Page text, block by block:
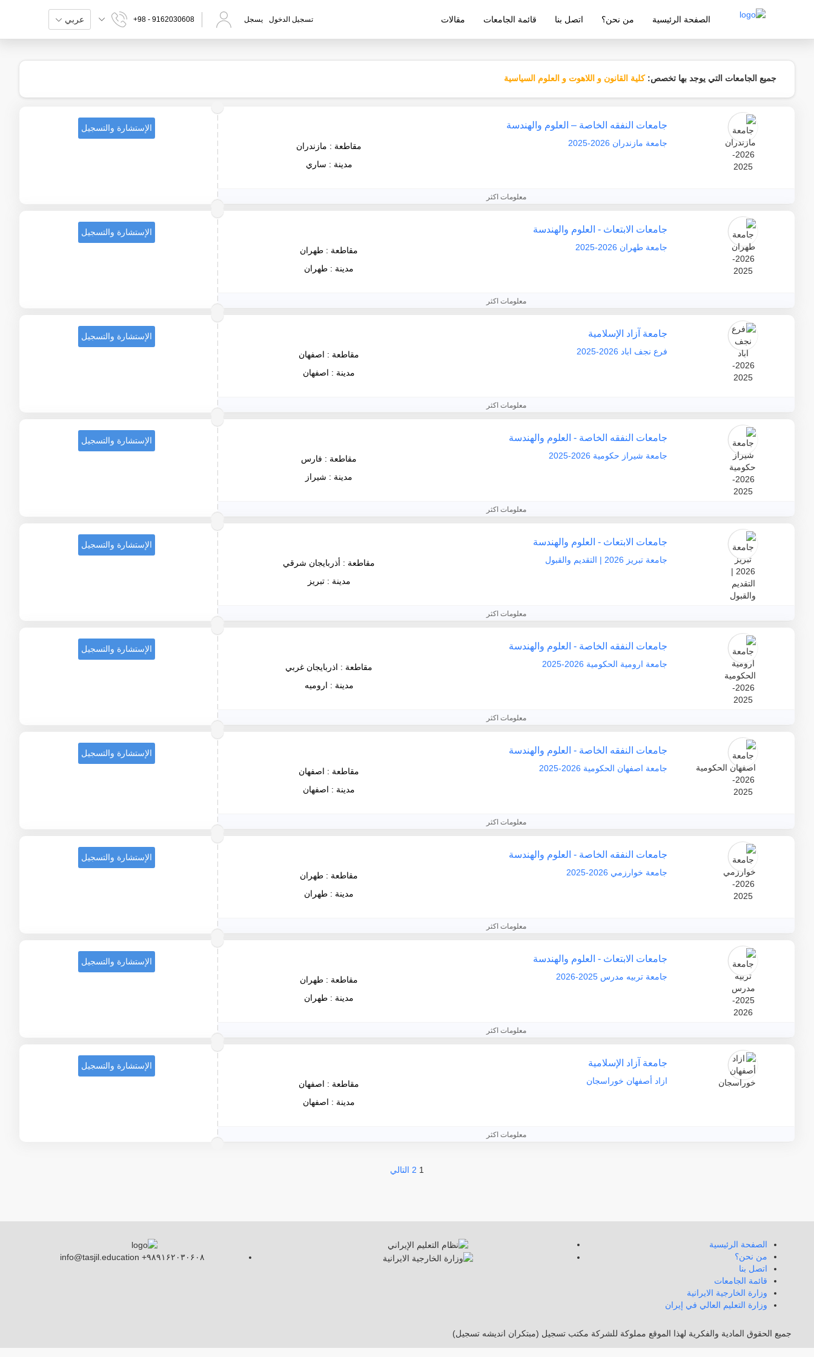
شركة معتمدة من قبل وزارة التربية والتعليم الإيرانية
الصفحة الرئيسية من نحن؟ اتصل بنا قائمة الجامعات مقالات تسجيل الدخول يسجل +98 - 9162030608 عربي
جميع الجامعات التي يوجد بها تخصص:كلية القانون و اللاهوت و العلوم السياسية
جامعات النفقه الخاصة – العلوم والهندسة
جامعة مازندران 2026-2025
مقاطعة : مازندران
مدينة : ساري
معلومات اكثر
الإستشارة والتسجيل
جامعات الابتعاث - العلوم والهندسة
جامعة طهران 2026-2025
مقاطعة : طهران
مدينة : طهران
معلومات اكثر
الإستشارة والتسجيل
جامعة آزاد الإسلامية
فرع نجف اباد 2026-2025
مقاطعة : اصفهان
مدينة : اصفهان
معلومات اكثر
الإستشارة والتسجيل
جامعات النفقه الخاصة - العلوم والهندسة
جامعة شيراز حكومية 2026-2025
مقاطعة : فارس
مدينة : شيراز
معلومات اكثر
الإستشارة والتسجيل
جامعات الابتعاث - العلوم والهندسة
جامعة تبريز 2026 | التقديم والقبول
مقاطعة : أذربايجان شرقي
مدينة : تبريز
معلومات اكثر
الإستشارة والتسجيل
جامعات النفقه الخاصة - العلوم والهندسة
جامعة ارومية الحكومية 2026-2025
مقاطعة : اذربايجان غربي
مدينة : اروميه
معلومات اكثر
الإستشارة والتسجيل
جامعات النفقه الخاصة - العلوم والهندسة
جامعة اصفهان الحكومية 2026-2025
مقاطعة : اصفهان
مدينة : اصفهان
معلومات اكثر
الإستشارة والتسجيل
جامعات النفقه الخاصة - العلوم والهندسة
جامعة خوارزمي 2026-2025
مقاطعة : طهران
مدينة : طهران
معلومات اكثر
الإستشارة والتسجيل
جامعات الابتعاث - العلوم والهندسة
جامعة تربيه مدرس 2025-2026
مقاطعة : طهران
مدينة : طهران
معلومات اكثر
الإستشارة والتسجيل
جامعة آزاد الإسلامية
ازاد أصفهان خوراسجان
مقاطعة : اصفهان
مدينة : اصفهان
معلومات اكثر
الإستشارة والتسجيل
1
2 التالي
الصفحة الرئيسية
من نحن؟
اتصل بنا
قائمة الجامعات
وزارة الخارجية الايرانية
وزارة التعليم العالي في إيران
info@tasjil.education +۹۸۹۱۶۲۰۳۰۶۰۸
جميع الحقوق المادية والفكرية لهذا الموقع مملوكة للشركة مكتب تسجيل (مبتکران اندیشه تسجیل)